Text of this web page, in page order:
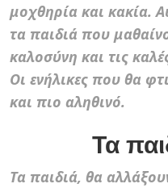
μοχθηρία και κακία.
τα παιδιά που
καλοσύνη και τις
Οι ενήλικες που θα
και πιο αληθινό.
Τα
Τα παιδιά, θα